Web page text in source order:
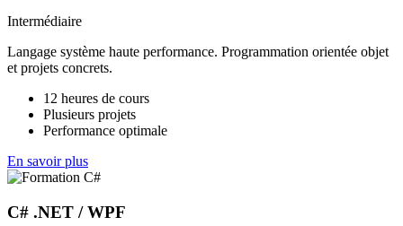
Intermédiaire
Langage système haute performance. Programmation orientée objet
et projets concrets.
12 heures de cours
Plusieurs projets
Performance optimale
En savoir plus
C# .NET / WPF